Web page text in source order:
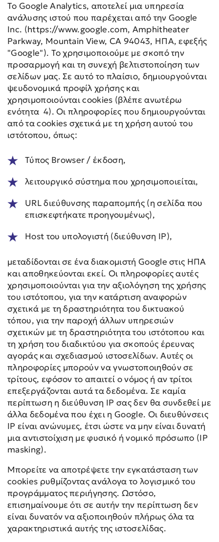
Το Google Analytics, αποτελεί μια υπηρεσία
ανάλυσης ιστού που παρέχεται από την Google
Inc. (https://www.google.com, Amphitheater
Parkway, Mountain View, CA 94043, ΗΠΑ, εφεξής
"Google"). Το χρησιμοποιούμε με σκοπό την
προσαρμογή και τη συνεχή βελτιστοποίηση των
σελίδων μας. Σε αυτό το πλαίσιο, δημιουργούνται
ψευδονομικά προφίλ χρήσης και
χρησιμοποιούνται cookies (βλέπε ανωτέρω
ενότητα 4). Οι πληροφορίες που δημιουργούνται
από τα cookies σχετικά με τη χρήση αυτού του
ιστότοπου, όπως:
Τύπος Browser / έκδοση,
λειτουργικό σύστημα που χρησιμοποιείται,
URL διεύθυνσης παραπομπής (η σελίδα που
επισκεφτήκατε προηγουμένως),
Host του υπολογιστή (διεύθυνση IP),
μεταδίδονται σε ένα διακομιστή Google στις ΗΠΑ
και αποθηκεύονται εκεί. Οι πληροφορίες αυτές
χρησιμοποιούνται για την αξιολόγηση της χρήσης
του ιστότοπου, για την κατάρτιση αναφορών
σχετικά με τη δραστηριότητα του δικτυακού
τόπου, για την παροχή άλλων υπηρεσιών
σχετικών με τη δραστηριότητα του ιστότοπου και
τη χρήση του διαδικτύου για σκοπούς έρευνας
αγοράς και σχεδιασμού ιστοσελίδων. Αυτές οι
πληροφορίες μπορούν να γνωστοποιηθούν σε
τρίτους, εφόσον το απαιτεί ο νόμος ή αν τρίτοι
επεξεργάζονται αυτά τα δεδομένα. Σε καμία
περίπτωση η διεύθυνση IP σας δεν θα συνδεθεί με
άλλα δεδομένα που έχει η Google. Οι διευθύνσεις
IP είναι ανώνυμες, έτσι ώστε να μην είναι δυνατή
μια αντιστοίχιση με φυσικό ή νομικό πρόσωπο (IP
masking).
Μπορείτε να αποτρέψετε την εγκατάσταση των
cookies ρυθμίζοντας ανάλογα το λογισμικό του
προγράμματος περιήγησης. Ωστόσο,
επισημαίνουμε ότι σε αυτήν την περίπτωση δεν
είναι δυνατόν να αξιοποιηθούν πλήρως όλα τα
χαρακτηριστικά αυτής της ιστοσελίδας.